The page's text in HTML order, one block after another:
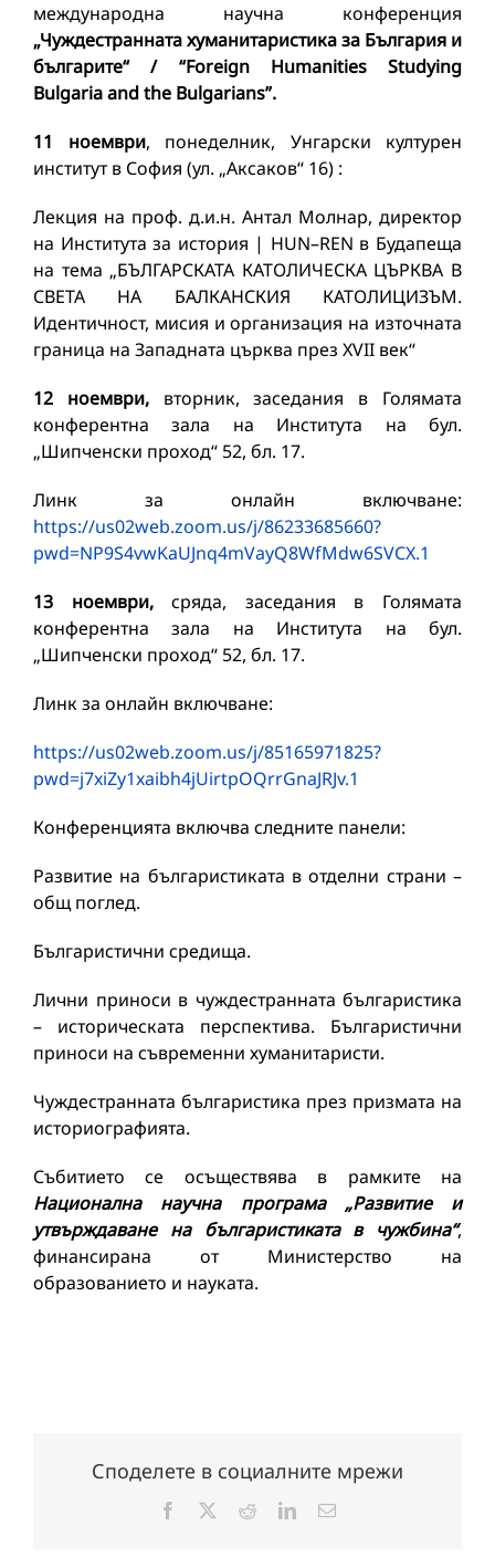
международна научна конференция
„Чуждестранната хуманитаристика за България и
българите“ / “Foreign Humanities Studying
Bulgaria and the Bulgarians”.
11 ноември, понеделник, Унгарски културен
институт в София (ул. „Аксаков“ 16) :
Лекция на проф. д.и.н. Антал Молнар, директор
на Института за история | HUN–REN в Будапеща
на тема „БЪЛГАРСКАТА КАТОЛИЧЕСКА ЦЪРКВА В
СВЕТА НА БАЛКАНСКИЯ КАТОЛИЦИЗЪМ.
Идентичност, мисия и организация на източната
граница на Западната църква през XVII век“
12 ноември, вторник, заседания в Голямата
конферентна зала на Института на бул.
„Шипченски проход“ 52, бл. 17.
Линк за онлайн включване:
https://us02web.zoom.us/j/86233685660?
pwd=NP9S4vwKaUJnq4mVayQ8WfMdw6SVCX.1
13 ноември,сряда, заседания в Голямата
конферентна зала на Института на бул.
„Шипченски проход“ 52, бл. 17.
Линк за онлайн включване:
https://us02web.zoom.us/j/85165971825?
pwd=j7xiZy1xaibh4jUirtpOQrrGnaJRJv.1
Конференцията включва следните панели:
Развитие на българистиката в отделни страни –
общ поглед.
Българистични средища.
Лични приноси в чуждестранната българистика
– историческата перспектива. Българистични
приноси на съвременни хуманитаристи.
Чуждестранната българистика през призмата на
историографията.
Събитието се осъществява в рамките на
Национална научна програма „Развитие и
утвърждаване на българистиката в чужбина“,
финансирана от Министерство на
образованието и науката.
Споделете в социалните мрежи
Facebook RedditLinkedInЕлектронна